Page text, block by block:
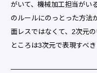
がいて、機械加工担当がい
のルールにのっとった方法
面レスではなくて、2次元
ところは3次元で表現すべ